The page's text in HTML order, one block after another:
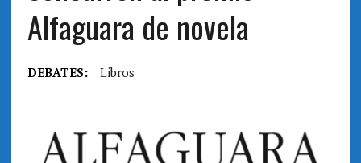
Alfaguara de novela
DEBATES: Libros